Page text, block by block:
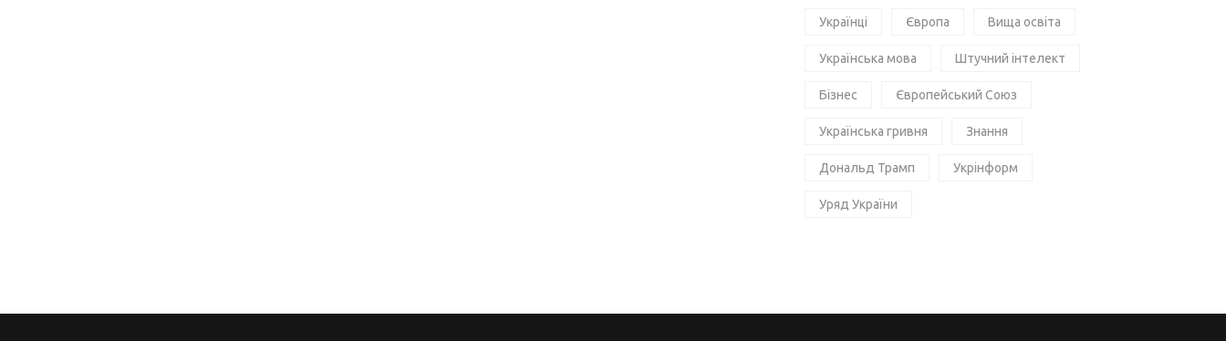
Українці Європа Вища освіта
Українська мова Штучний інтелект
Бізнес Європейський Союз
Українська гривня Знання
Дональд Трамп Укрінформ
Уряд України